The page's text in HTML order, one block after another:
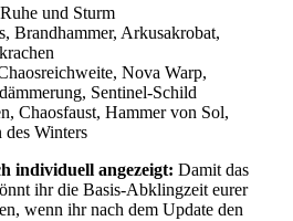
und Sturm
Brandhammer, Arkusakrobat,
Nova Warp,
Sentinel-Schild
Chaosfaust, Hammer von Sol,
des Winters
individuell angezeigt: Damit das
ihr die Basis-Abklingzeit eurer
wenn ihr nach dem Update den